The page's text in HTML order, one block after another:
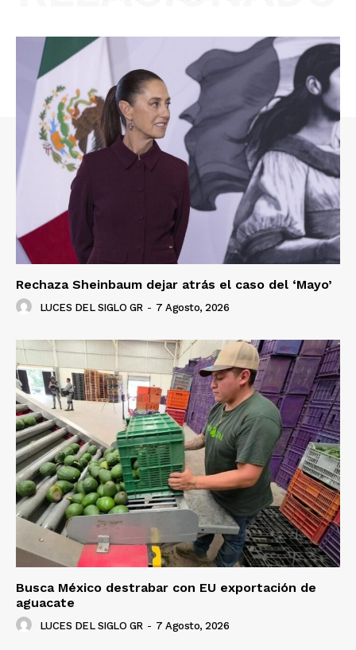
Rechaza Sheinbaum dejar atrás el caso del ‘Mayo’
LUCES DEL SIGLO GR - 7 Agosto, 2026
Busca México destrabar con EU exportación de
aguacate
LUCES DEL SIGLO GR - 7 Agosto, 2026